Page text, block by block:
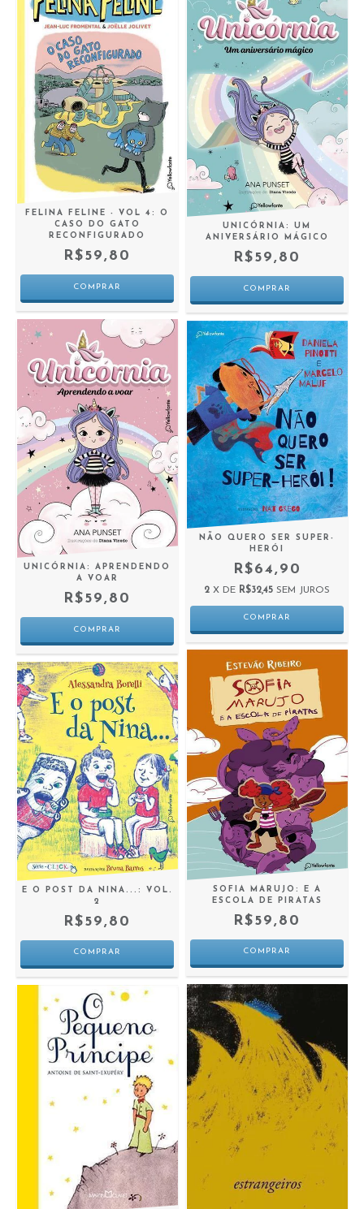
FELINA FELINE - VOL 4: O
CASO DO GATO
RECONFIGURADO
R$59,80
UNICÓRNIA: UM
ANIVERSÁRIO MÁGICO
R$59,80
UNICÓRNIA: APRENDENDO
A VOAR
R$59,80
NÃO QUERO SER SUPER-
HERÓI
R$64,90
2 X DE R$32,45 SEM JUROS
E O POST DA NINA...: VOL.
2
R$59,80
SOFIA MARUJO: E A
ESCOLA DE PIRATAS
R$59,80